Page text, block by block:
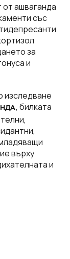
ашваганда
със
за
и
изследване
, билката
върху
и